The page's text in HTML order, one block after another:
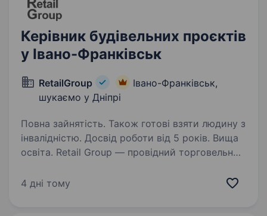
Керівник будівельних проєктів
у Івано-Франківськ
RetailGroup
Івано-Франківськ,
шукаємо у Дніпрі
Повна зайнятість. Також готові взяти людину з
інвалідністю. Досвід роботи від 5 років. Вища
освіта. Retail Group — провідний торговельний
у ритейлі, який управляє мережами
4 дні тому